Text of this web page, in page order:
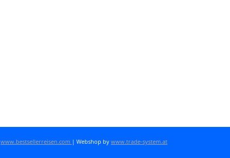
www.bestsellerreisen.com | Webshop by www.trade-system.at